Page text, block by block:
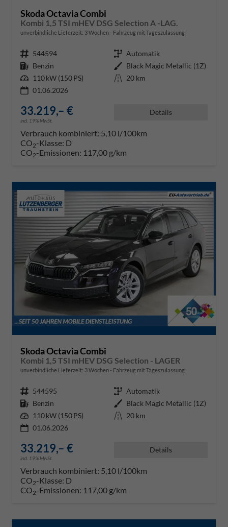
Skoda Octavia Combi
Kombi 1,5 TSI mHEV DSG Selection A -LAG.
unverbindliche Lieferzeit: 3 Wochen Fahrzeug mit Tageszulassung
Fahrzeugnr. 544594 Getriebe Automatik
Kraftstoff Benzin Außenfarbe Black Magic Metallic (1Z)
Leistung 110 kW (150 PS) Kilometerstand 20 km
01.06.2026
33.219,– €
incl. 19% MwSt.
Details
Verbrauch kombiniert: 5,10 l/100km
CO2-Klasse: D
CO2-Emissionen: 117,00 g/km
Skoda Octavia Combi
Kombi 1,5 TSI mHEV DSG Selection - LAGER
unverbindliche Lieferzeit: 3 Wochen Fahrzeug mit Tageszulassung
Fahrzeugnr. 544595 Getriebe Automatik
Kraftstoff Benzin Außenfarbe Black Magic Metallic (1Z)
Leistung 110 kW (150 PS) Kilometerstand 20 km
01.06.2026
33.219,– €
incl. 19% MwSt.
Details
Verbrauch kombiniert: 5,10 l/100km
CO2-Klasse: D
CO2-Emissionen: 117,00 g/km